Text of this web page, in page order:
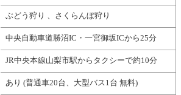
ぶどう狩り 、さくらんぼ狩り
中央自動車道勝沼IC・一宮御坂ICから25分
JR中央本線山梨市駅からタクシーで約10分
あり (普通車20台、大型バス1台 無料)